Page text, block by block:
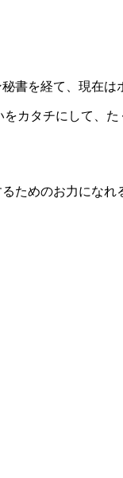
書を経て、現在
カタチにして、
ためのお力になれ